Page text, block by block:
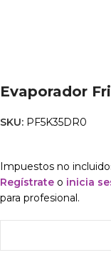
Evaporador
SKU: PF5K35DR0
Impuestos no
Regístrate o inicia
para profesional.